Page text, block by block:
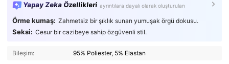
Yapay Zeka Özellikleri ayrıntılara dayalı olarak oluşturulan
Örme kumaş: Zahmetsiz bir şıklık sunan yumuşak örgü dokusu.
Seksi: Cesur bir cazibeye sahip özgüvenli stil.
Bileşim: 95% Poliester, 5% Elastan